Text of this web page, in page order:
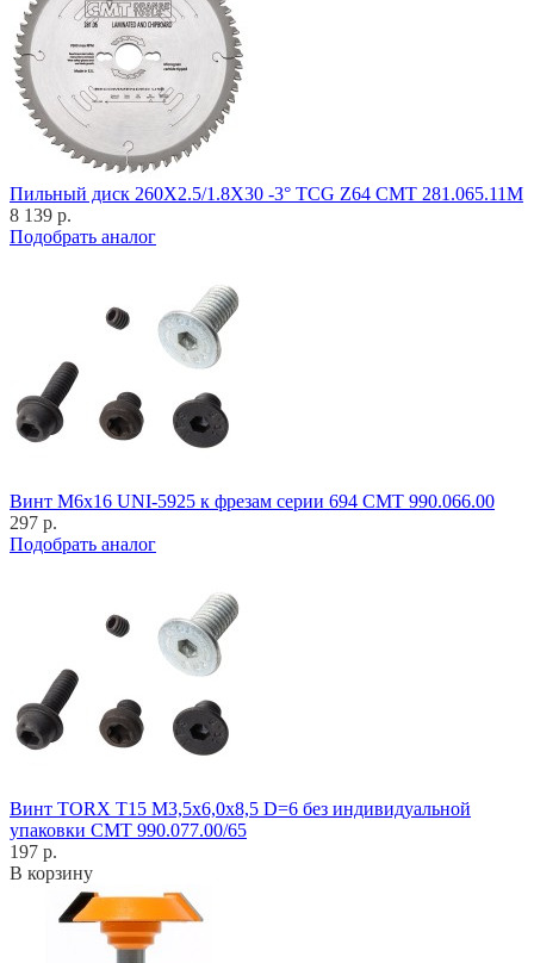
Пильный диск 260X2.5/1.8X30 -3° TCG Z64 CMT 281.065.11M
8 139 р.
Подобрать аналог
Винт M6x16 UNI-5925 к фрезам серии 694 CMT 990.066.00
297 р.
Подобрать аналог
Винт TORX T15 M3,5x6,0x8,5 D=6 без индивидуальной
упаковки CMT 990.077.00/65
197 р.
В корзину